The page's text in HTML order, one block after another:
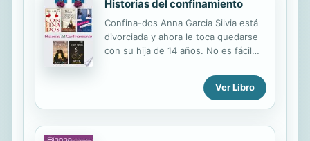
semana...
Historias del confinamiento
Confina-dos Anna Garcia Silvia está
divorciada y ahora le toca quedarse
con su hija de 14 años. No es fácil
adolescente que solo quiere salir de
casa, por eso sube al terrado del
Ver Libro